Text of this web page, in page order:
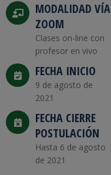
MODALIDAD VÍA
ZOOM
Clases on-line con
profesor en vivo
FECHA INICIO
9 de agosto de
2021
FECHA CIERRE
POSTULACIÓN
Hasta 6 de agosto
de 2021